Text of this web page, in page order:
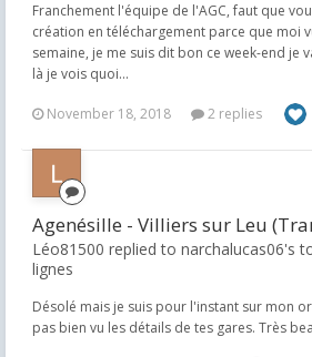
Franchement l'équipe de l'AGC, faut que
création en téléchargement parce que moi
semaine, je me suis dit bon ce week-end je
là je vois quoi...
November 18, 2018 2 replies
Agenésille - Villiers sur Leu
Léo81500 replied to narchalucas06's
lignes
Désolé mais je suis pour l'instant sur mon
pas bien vu les détails de tes gares. Très